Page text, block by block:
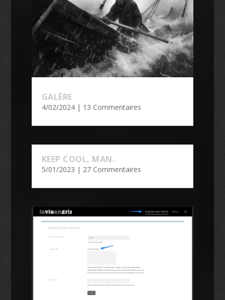
GALÈRE
4/02/2024| 13 Commentaires
KEEP COOL, MAN.
5/01/2023 | 27 Commentaires